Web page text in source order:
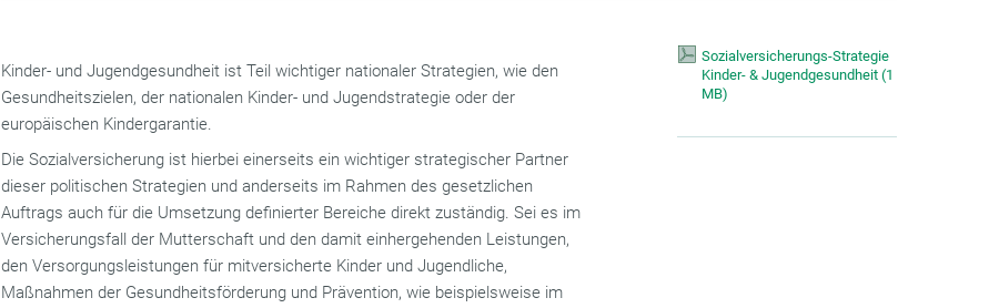
Kinder- und Jugendgesundheit ist Teil wichtiger nationaler Strategien, wie den
Gesundheitszielen, der nationalen Kinder- und Jugendstrategie oder der
europäischen Kindergarantie.
Die Sozialversicherung ist hierbei einerseits ein wichtiger strategischer Partner
dieser politischen Strategien und anderseits im Rahmen des gesetzlichen
Auftrags auch für die Umsetzung definierter Bereiche direkt zuständig. Sei es im
Versicherungsfall der Mutterschaft und den damit einhergehenden Leistungen,
den Versorgungsleistungen für mitversicherte Kinder und Jugendliche,
Maßnahmen der Gesundheitsförderung und Prävention, wie beispielsweise im
Sozialversicherungs-Strategie
Kinder- & Jugendgesundheit (1
MB)